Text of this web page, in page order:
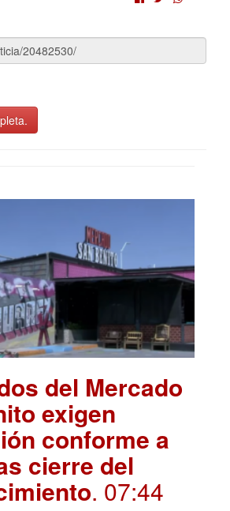
del Mercado
exigen
conforme a
cierre del
. 07:44